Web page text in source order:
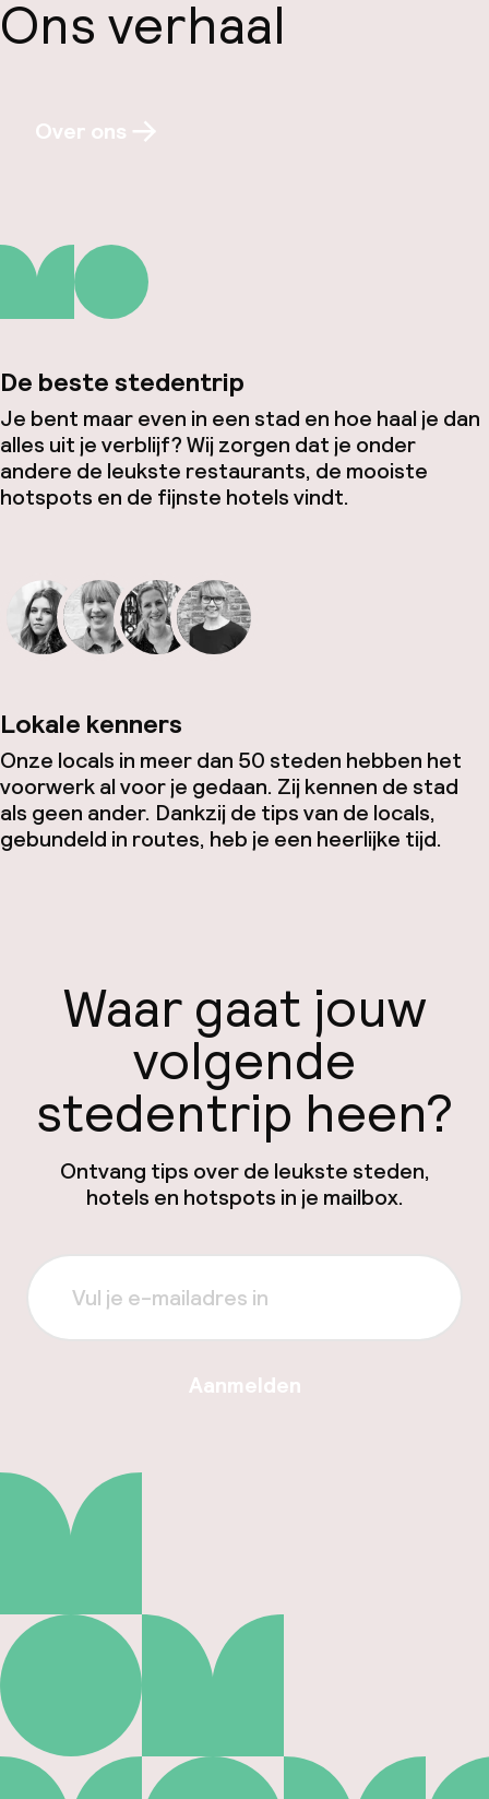
Ons verhaal
Over ons
De beste stedentrip
Je bent maar even in een stad en hoe haal je dan
alles uit je verblijf? Wij zorgen dat je onder
andere de leukste restaurants, de mooiste
hotspots en de fijnste hotels vindt.
Lokale kenners
Onze locals in meer dan 50 steden hebben het
voorwerk al voor je gedaan. Zij kennen de stad
als geen ander. Dankzij de tips van de locals,
gebundeld in routes, heb je een heerlijke tijd.
Waar gaat jouw
volgende
stedentrip heen?
Ontvang tips over de leukste steden,
hotels en hotspots in je mailbox.
Aanmelden